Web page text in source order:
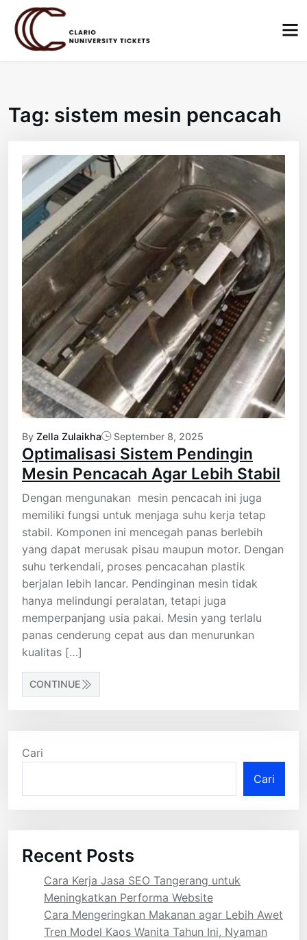
content
Tag: sistem mesin pencacah
By Zella Zulaikha September 8, 2025
Optimalisasi Sistem Pendingin
Mesin Pencacah Agar Lebih Stabil
Dengan mengunakan mesin pencacah ini juga
memiliki fungsi untuk menjaga suhu kerja tetap
stabil. Komponen ini mencegah panas berlebih
yang dapat merusak pisau maupun motor. Dengan
suhu terkendali, proses pencacahan plastik
berjalan lebih lancar. Pendinginan mesin tidak
hanya melindungi peralatan, tetapi juga
memperpanjang usia pakai. Mesin yang terlalu
panas cenderung cepat aus dan menurunkan
kualitas […]
CONTINUE
Cari
Cari
Recent Posts
Cara Kerja Jasa SEO Tangerang untuk
Meningkatkan Performa Website
Cara Mengeringkan Makanan agar Lebih Awet
Tren Model Kaos Wanita Tahun Ini, Nyaman